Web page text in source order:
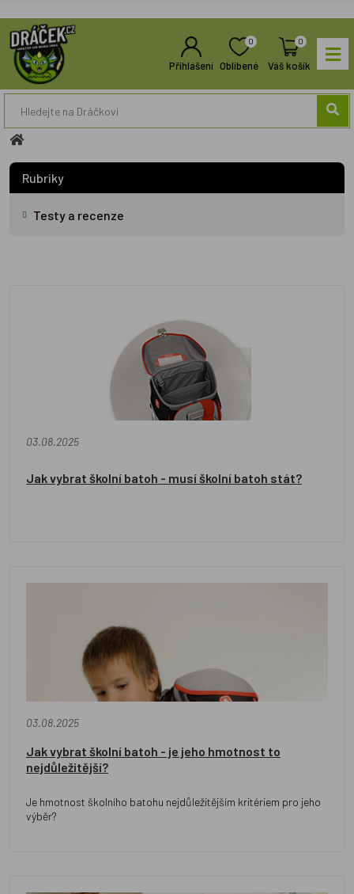
Přihlášení
0
Oblíbené
0
Váš košík
Rubriky
Testy a recenze
03.08.2025
Jak vybrat školní batoh - musí školní batoh stát?
03.08.2025
Jak vybrat školní batoh - je jeho hmotnost to
nejdůležitější?
Je hmotnost školního batohu nejdůležitějším kritériem pro jeho
výběr?